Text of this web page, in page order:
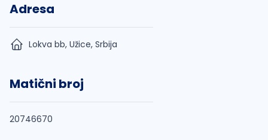
Adresa
Lokva bb, Užice, Srbija
Matični broj
20746670